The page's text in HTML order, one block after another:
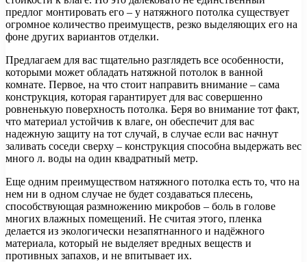
предлог монтировать его – у натяжного потолка существует
огромное количество преимуществ, резко выделяющих его на
фоне других вариантов отделки.
Предлагаем для вас тщательно разглядеть все особенности,
которыми может обладать натяжной потолок в ванной
комнате. Первое, на что стоит направить внимание – сама
конструкция, которая гарантирует для вас совершенно
ровненькую поверхность потолка. Беря во внимание тот факт,
что материал устойчив к влаге, он обеспечит для вас
надежную защиту на тот случай, в случае если вас начнут
заливать соседи сверху – конструкция способна выдержать вес
много л. воды на один квадратный метр.
Еще одним преимуществом натяжного потолка есть то, что на
нем ни в одном случае не будет создаваться плесень,
способствующая размножению микробов – боль в голове
многих влажных помещений. Не считая этого, пленка
делается из экологически незапятнанного и надёжного
материала, который не выделяет вредных веществ и
противных запахов, и не впитывает их.